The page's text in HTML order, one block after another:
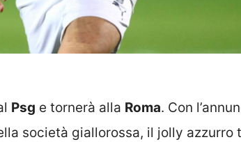
Psg e tornerà alla Roma. Con
società giallorossa, il jolly azzurro